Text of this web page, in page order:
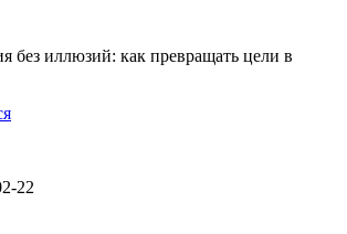
без иллюзий: как превращать цели в
22